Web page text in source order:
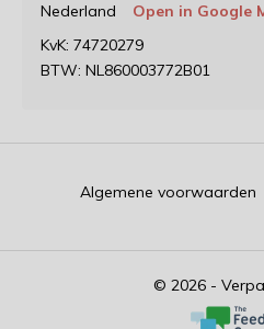
Nederland
Open in Google
KvK: 74720279
BTW: NL860003772B01
© 2026 -
Algemene voorwaarden